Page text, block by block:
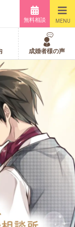
無料相談 MENU
成婚者様の声